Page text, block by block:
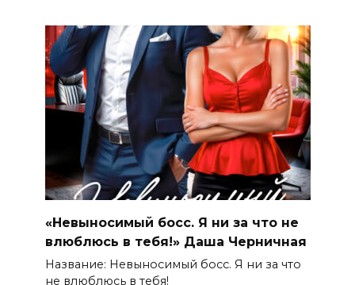
«Невыносимый босс. Я ни за что не
влюблюсь в тебя!» Даша Черничная
Название: Невыносимый босс. Я ни за что
не влюблюсь в тебя!